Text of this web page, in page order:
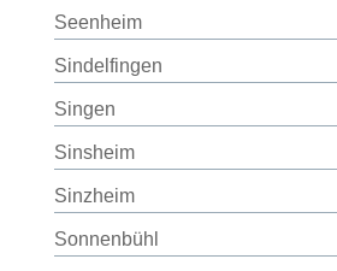
Seenheim
Sindelfingen
Singen
Sinsheim
Sinzheim
Sonnenbühl